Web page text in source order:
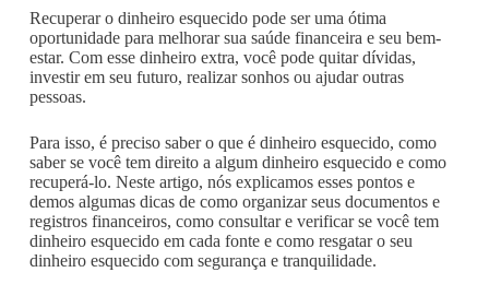
Recuperar o dinheiro esquecido pode ser uma ótima
oportunidade para melhorar sua saúde financeira e seu bem-
estar. Com esse dinheiro extra, você pode quitar dívidas,
investir em seu futuro, realizar sonhos ou ajudar outras
pessoas.
Para isso, é preciso saber o que é dinheiro esquecido, como
saber se você tem direito a algum dinheiro esquecido e como
recuperá-lo. Neste artigo, nós explicamos esses pontos e
demos algumas dicas de como organizar seus documentos e
registros financeiros, como consultar e verificar se você tem
dinheiro esquecido em cada fonte e como resgatar o seu
dinheiro esquecido com segurança e tranquilidade.